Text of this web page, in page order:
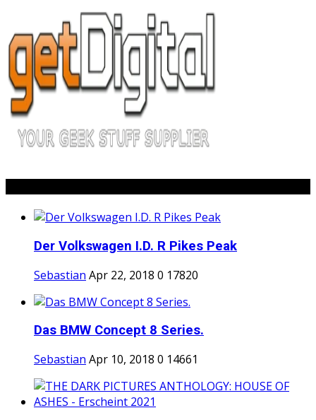
Der Volkswagen I.D. R Pikes Peak
Sebastian Apr 22, 2018 0 17820
Das BMW Concept 8 Series.
Sebastian Apr 10, 2018 0 14661